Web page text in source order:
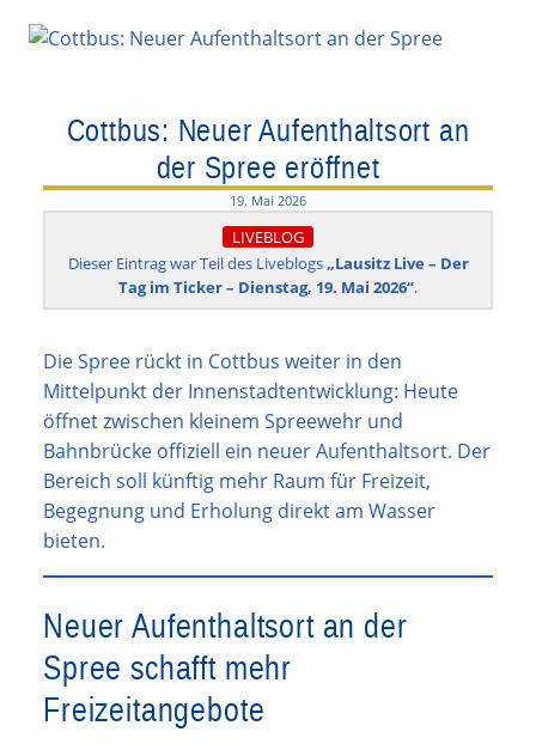
Cottbus: Neuer Aufenthaltsort an
der Spree eröffnet
19. Mai 2026
LIVEBLOG
Dieser Eintrag war Teil des Liveblogs„Lausitz Live – Der
Tag im Ticker – Dienstag, 19. Mai 2026“.
Die Spree rückt in Cottbus weiter in den
Mittelpunkt der Innenstadtentwicklung: Heute
öffnet zwischen kleinem Spreewehr und
Bahnbrücke offiziell ein neuer Aufenthaltsort. Der
Bereich soll künftig mehr Raum für Freizeit,
Begegnung und Erholung direkt am Wasser
bieten.
Neuer Aufenthaltsort an der
Spree schafft mehr
Freizeitangebote